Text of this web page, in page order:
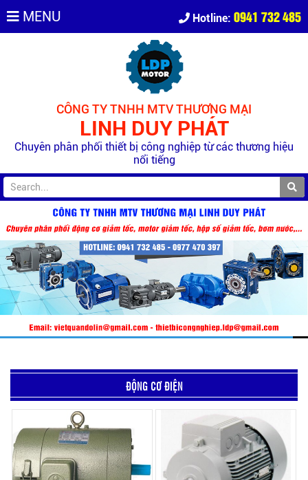
MENU Hotline: 0941 732 485
CÔNG TY TNHH MTV THƯƠNG MẠI
LINH DUY PHÁT
Chuyên phân phối thiết bị công nghiệp từ các thương hiệu
nổi tiếng
ĐỘNG CƠ ĐIỆN